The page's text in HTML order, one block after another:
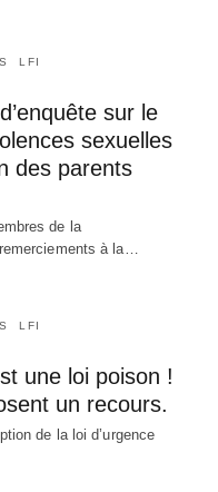
LFI
sur le
sexuelles
des parents
de la
à la…
LFI
une loi poison !
un recours.
de la loi d’urgence